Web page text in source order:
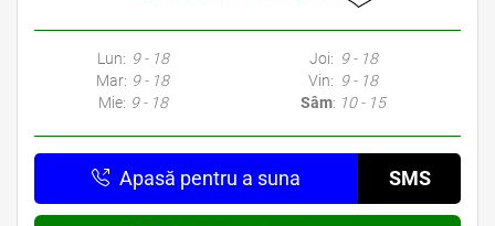
Lun: 9 - 18
Mar: 9 - 18
Mie: 9 - 18
Joi: 9 - 18
Vin: 9 - 18
Sâm: 10 - 15
Apasă pentru a suna SMS